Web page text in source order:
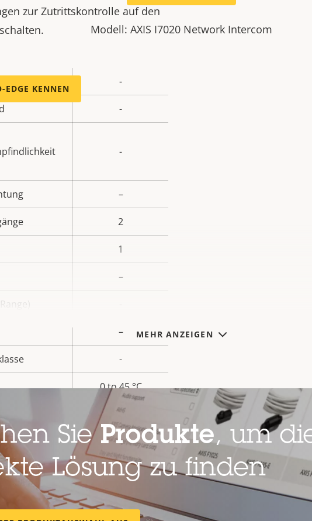
zur Zutrittskontrolle auf den
EDGE KENNEN
MEHR ANZEIGEN
Modell: AXIS I7020 Network Intercom
Eigentumswert
-
-
-
–
2
1
–
–
-
0 to 45 °C
geeignet –
IP65
SieProdukte, um
Lösung zu finden